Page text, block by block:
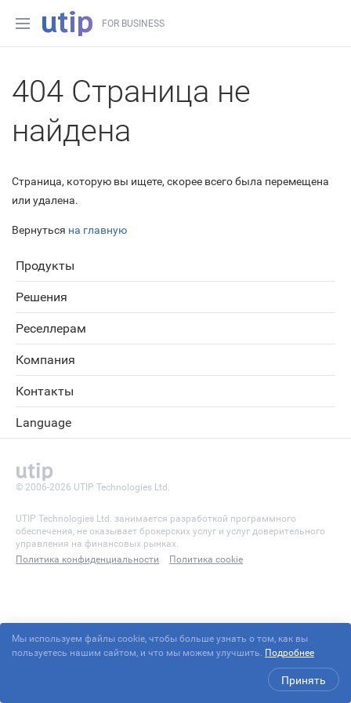
Мы используем файлы cookie, чтобы больше узнать о том, как вы
пользуетесь нашим сайтом, и что мы можем улучшить. Подробнее
Принять
FOR BUSINESS
404 Страница не
найдена
Страница, которую вы ищете, скорее всего была перемещена
или удалена.
Вернуться на главную
Продукты
Решения
Реселлерам
Компания
Контакты
Language
© 2006-2026 UTIP Technologies Ltd.
UTIP Technologies Ltd. занимается разработкой программного
обеспечения, не оказывает брокерских услуг и услуг доверительного
управления на финансовых рынках.
Политика конфиденциальности
Политика cookie